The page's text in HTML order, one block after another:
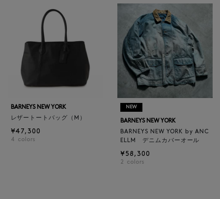
BARNEYS NEW YORK
レザートートバッグ（M）
¥47,300
4 colors
NEW
BARNEYS NEW YORK
BARNEYS NEW YORK by ANC
ELLM デニムカバーオール
¥58,300
2 colors